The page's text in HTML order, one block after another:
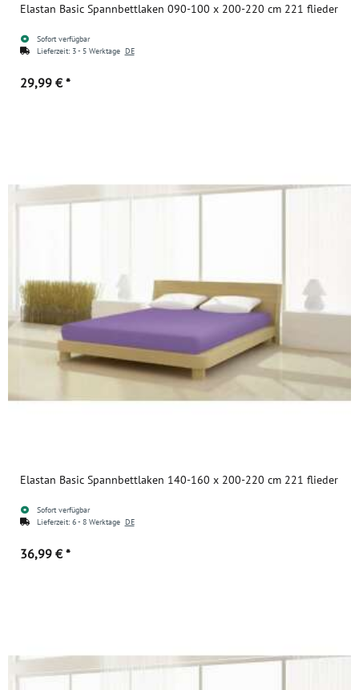
Elastan Basic Spannbettlaken 090-100 x 200-220 cm 221 flieder
Sofort verfügbar
Lieferzeit: 3 - 5 Werktage DE
29,99 € *
Elastan Basic Spannbettlaken 140-160 x 200-220 cm 221 flieder
Sofort verfügbar
Lieferzeit: 6 - 8 Werktage DE
36,99 € *